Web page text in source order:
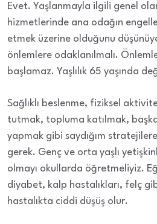
Evet. Yaşlanmayla ilgili genel
hizmetlerinde ana odağın
etmek üzerine olduğunu
önlemlere odaklanılmalı.
başlamaz. Yaşlılık 65 yaşında
Sağlıklı beslenme, fiziksel
tutmak, topluma katılmak,
yapmak gibi saydığım
gerek. Genç ve orta yaşlı
olmayı okullarda öğretmeliyiz.
diyabet, kalp hastalıkları, felç
hastalıkta ciddi düşüş olur.